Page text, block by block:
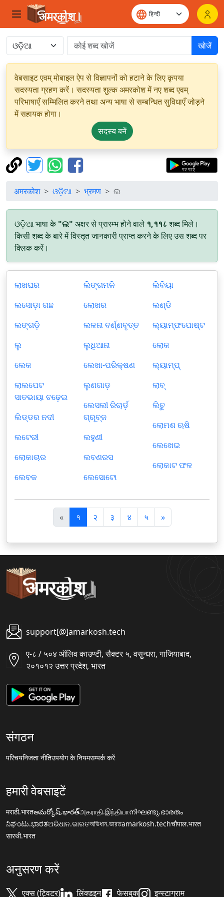
खोजें
वेबसाइट एवम् मोबाइल ऐप से विज्ञापनों को हटाने के लिए कृपया
सदस्यता ग्रहण करें। सदस्यता शुल्क अमरकोश में नए शब्द एवम्
परिभाषाएँ सम्मिलित करने तथा अन्य भाषा से सम्बन्धित सुविधाएँ जोड़ने
में सहायक होगा।
सदस्य बनें
अमरकोश ଓଡ଼ିଆ भ्रमण ଲ
ଓଡ଼ିଆ भाषा के "ଲ" अक्षर से प्रारम्भ होने वाले १,११८शब्द मिले।
किसी शब्द के बारे में विस्तृत जानकारी प्राप्त करने के लिए उस शब्द पर
क्लिक करें।
ଲାଖଘର
ଲସୋଡ଼ା ଗଛ
ଲଙ୍ଗଡ଼ି
ଲୁ
ଲେକ
ଲାଲପେଟ
ସାତଭାୟା ଚଢ଼େଇ
ଲିଡ୍ଡର ନଦୀ
ଲଟେରୀ
ଲୋକାଚାର
ଲେବକ
ଲିଙ୍ଗମଳି
ଲୋଖର
ଲଳନା ବର୍ଣ୍ଣବୃତ୍ତ
ଲୁଧିଆନା
ଲେଖା-ପରିକ୍ଷଣ
ଲୁଣଗାଡ଼
ଲେସଲୀ ରିଚାର୍ଡ଼
ଗ୍ରୂବ୍ଜ
ଲହୁଣୀ
ଲବଣରସ
ଲେସୋଟୋ
ଲିବିୟା
ଲଣ୍ଡି
ଲ୍ୟାମ୍ଫପୋଷ୍ଟ
ଲୋକ
ଲ୍ୟାମ୍ପ୍
ଲାବ୍‌
ଲିଚୁ
ଲୋମଶ ଋଷି
ଲେଖେଇ
ଲୋକାଟ ଫଳ
«पि
छ
ला
१ २ ३ ४ ५ »अ
ग
ला
support[@]amarkosh.tech
ए-८ / ५०४ ऑलिव काउण्टी, सैक्टर ५, वसुन्धरा, गाजियाबाद,
२०१०१२ उत्तर प्रदेश, भारत
संगठन
परिचयनिजता नीतिउपयोग के नियमसम्पर्क करें
हमारी वेबसाइटें
मराठी.भारतఅమర్కోష్.భారత్அகராதி.இந்தியாനിഘണ്ടു.ഭാരതം
ನಿಘಂಟು.ಭಾರತଅଭିଧାନ.ଭାରତঅভিধান.ভারতamarkosh.techचौपाल.भारत
सारथी.भारत
अनुसरण करें
एक्स (ट्विटर) लिंक्डइन फेसबुक इन्स्टाग्राम